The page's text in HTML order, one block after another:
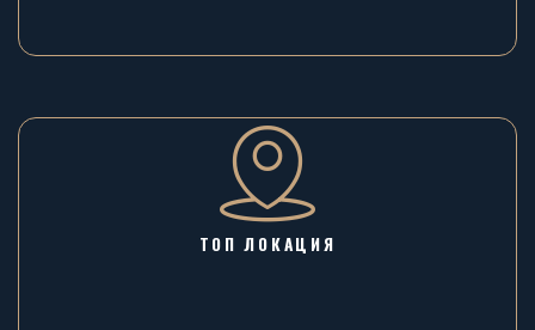
ТОП ЛОКАЦИЯ